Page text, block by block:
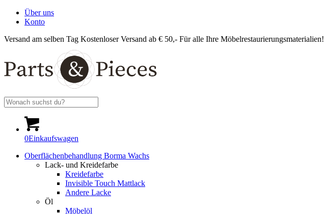
Über uns
Konto
Versand am selben Tag Kostenloser Versand ab € 50,- Für alle Ihre Möbelrestaurierungsmaterialien!
0Einkaufswagen
Oberflächenbehandlung Borma Wachs
Lack- und Kreidefarbe
Kreidefarbe
Invisible Touch Mattlack
Andere Lacke
Öl
Möbelöl